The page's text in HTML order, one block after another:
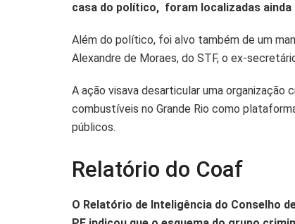
casa do político, foram localizadas
Além do político, foi alvo também de um
Alexandre de Moraes, do STF, o ex-
A ação visava desarticular uma organização
combustíveis no Grande Rio como
públicos.
Relatório do Coaf
O Relatório de Inteligência do Conselho